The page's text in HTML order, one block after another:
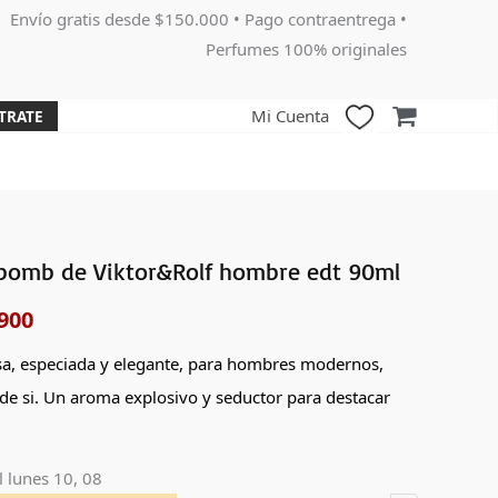
Envío gratis desde $150.000 • Pago contraentrega •
Perfumes 100% originales
Mi Cuenta
de Viktor&Rolf hombre edt 90ml
El
precio
actual
es:
especiada y elegante, para hombres modernos,
si. Un aroma explosivo y seductor para destacar
lunes 10, 08